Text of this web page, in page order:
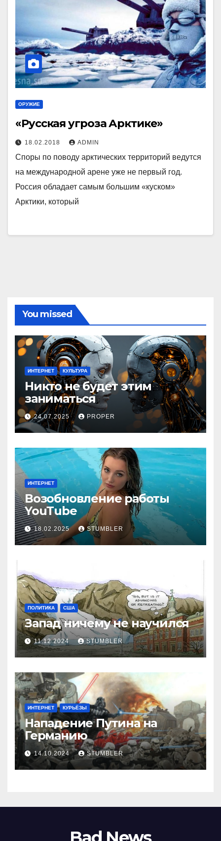
ОРУЖИЕ
«Русская угроза Арктике»
18.02.2018 ADMIN
Споры по поводу арктических территорий ведутся
на международной арене уже не первый год.
Россия обладает самым большим «куском»
Арктики, который
You missed
ИНТЕРНЕТ КУЛЬТУРА
Никто не будет этим
заниматься
24.07.2025 PROPER
ИНТЕРНЕТ
Возобновление работы
YouТube
18.02.2025 STUMBLER
ПОЛИТИКА США
Запад ничему не научился
11.12.2024 STUMBLER
ИНТЕРНЕТ КУРЬЁЗЫ
Нападение Путина на
Германию
14.10.2024 STUMBLER